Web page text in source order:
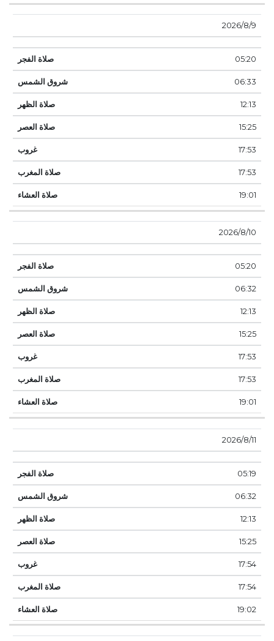
9‏‏/8‏‏/2026
05:20
06:33
12:13
15:25
17:53
17:53
19:01
10‏‏/8‏‏/2026
05:20
06:32
12:13
15:25
17:53
17:53
19:01
11‏‏/8‏‏/2026
05:19
06:32
12:13
15:25
17:54
17:54
19:02